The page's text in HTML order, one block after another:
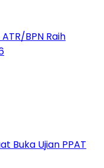
BPN Raih
Buka Ujian PPAT